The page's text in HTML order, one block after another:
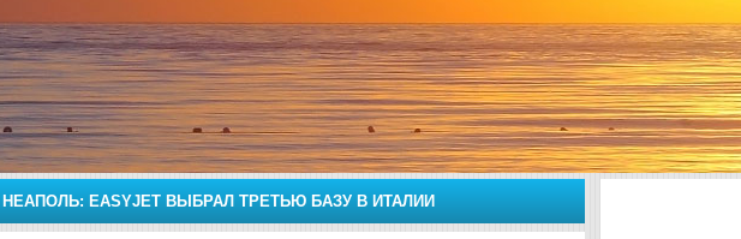
НЕАПОЛЬ: EASYJET ВЫБРАЛ ТРЕТЬЮ БАЗУ В ИТАЛИИ